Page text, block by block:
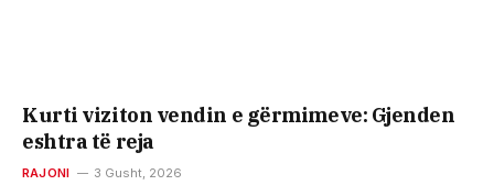
Kurti viziton vendin e gërmimeve: Gjenden
eshtra të reja
RAJONI 3 Gusht, 2026